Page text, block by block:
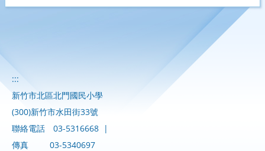
:::
新竹市北區北門國民小學
(300)新竹市水田街33號
聯絡電話
03-5316668 |
傳真
03-5340697